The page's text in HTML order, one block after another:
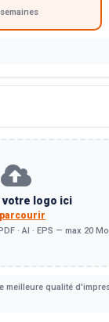
votre logo ici
parcourir
· AI · EPS — max 20 Mo
meilleure qualité